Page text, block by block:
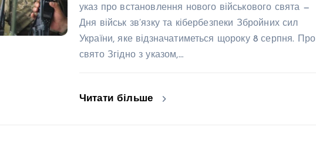
указ про встановлення нового військового свята —
Дня військ зв’язку та кібербезпеки Збройних сил
України, яке відзначатиметься щороку 8 серпня. Про
свято Згідно з указом,…
Читати більше